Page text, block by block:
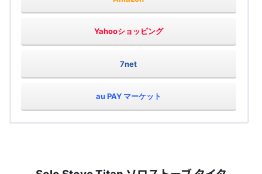
Yahooショッピング
7net
au PAY マーケット